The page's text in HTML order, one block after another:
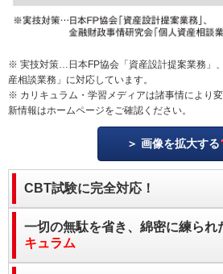
※ 実技対策…日本FP協会「資産設計提案業務」
産相談業務」に対応しています。
※ カリキュラム・学習メディアは諸事情により
新情報はホームページをご確認ください。
画像を拡大する
CBT試験に完全対応！
一切の無駄を省き、綿密に練られ
キュラム